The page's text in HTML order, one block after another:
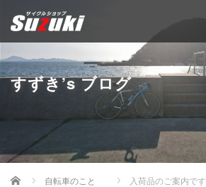
すずき’s ブログ
Home 自転車のこと 入荷品のご案内です